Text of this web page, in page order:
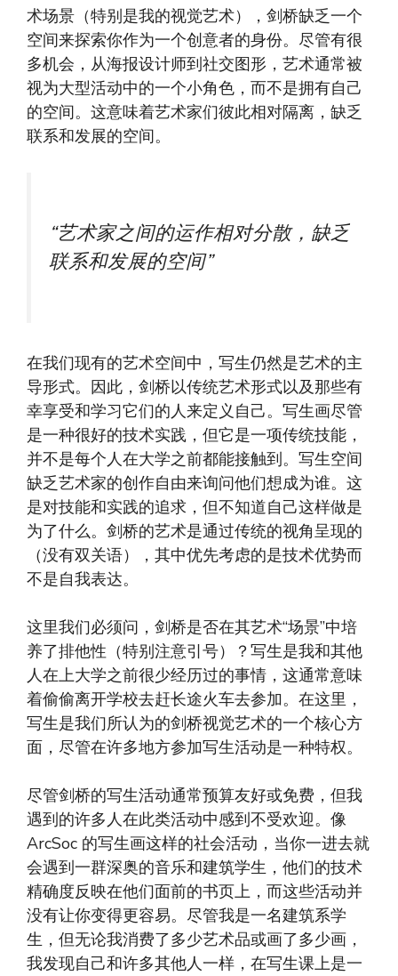
术场景（特别是我的视觉艺术），剑桥缺乏一个
空间来探索你作为一个创意者的身份。尽管有很
多机会，从海报设计师到社交图形，艺术通常被
视为大型活动中的一个小角色，而不是拥有自己
的空间。这意味着艺术家们彼此相对隔离，缺乏
联系和发展的空间。
“艺术家之间的运作相对分散，缺乏
联系和发展的空间”
在我们现有的艺术空间中，写生仍然是艺术的主
导形式。因此，剑桥以传统艺术形式以及那些有
幸享受和学习它们的人来定义自己。写生画尽管
是一种很好的技术实践，但它是一项传统技能，
并不是每个人在大学之前都能接触到。写生空间
缺乏艺术家的创作自由来询问他们想成为谁。这
是对技能和实践的追求，但不知道自己这样做是
为了什么。剑桥的艺术是通过传统的视角呈现的
（没有双关语），其中优先考虑的是技术优势而
不是自我表达。
这里我们必须问，剑桥是否在其艺术“场景”中培
养了排他性（特别注意引号）？写生是我和其他
人在上大学之前很少经历过的事情，这通常意味
着偷偷离开学校去赶长途火车去参加。在这里，
写生是我们所认为的剑桥视觉艺术的一个核心方
面，尽管在许多地方参加写生活动是一种特权。
尽管剑桥的写生活动通常预算友好或免费，但我
遇到的许多人在此类活动中感到不受欢迎。像
ArcSoc 的写生画这样的社会活动，当你一进去就
会遇到一群深奥的音乐和建筑学生，他们的技术
精确度反映在他们面前的书页上，而这些活动并
没有让你变得更容易。尽管我是一名建筑系学
生，但无论我消费了多少艺术品或画了多少画，
我发现自己和许多其他人一样，在写生课上是一